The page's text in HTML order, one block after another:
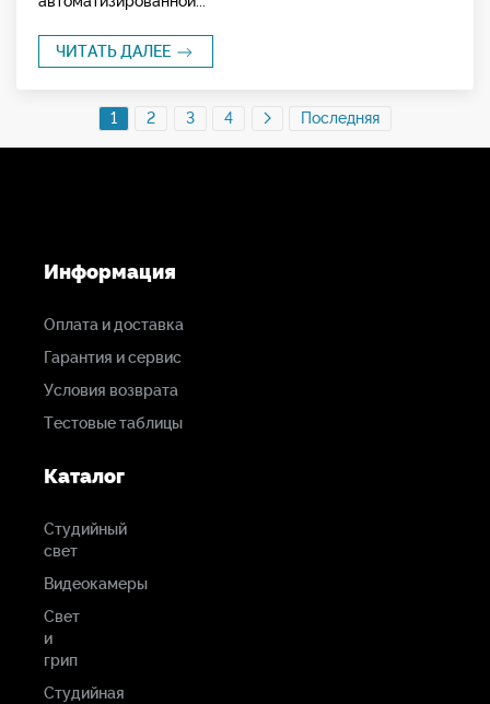
ЧИТАТЬ ДАЛЕЕ
1 2 3 4 Последняя
Информация
Оплата и доставка
Гарантия и сервис
Условия возврата
Тестовые таблицы
Каталог
Студийный
свет
Видеокамеры
Свет
и
грип
Студийная